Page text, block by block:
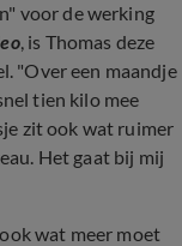
voor de werking
, is Thomas deze
"Over een maandje
tien kilo mee
zit ook wat ruimer
Het gaat bij mij
wat meer moet